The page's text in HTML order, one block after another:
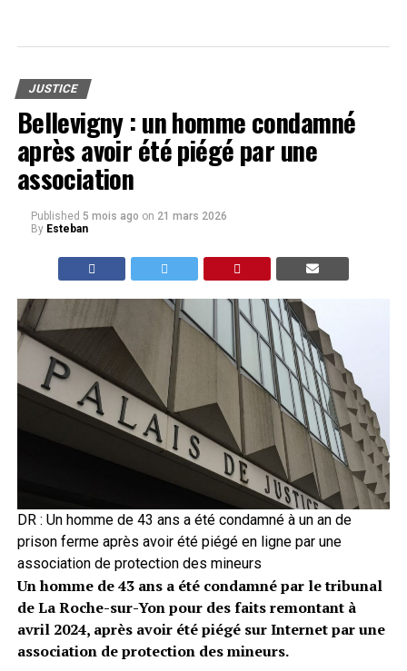
JUSTICE
Bellevigny : un homme condamné
après avoir été piégé par une
association
Published 5 mois ago on 21 mars 2026
By Esteban
DR : Un homme de 43 ans a été condamné à un an de
prison ferme après avoir été piégé en ligne par une
association de protection des mineurs
Un homme de 43 ans a été condamné par le tribunal
de La Roche-sur-Yon pour des faits remontant à
avril 2024, après avoir été piégé sur Internet par une
association de protection des mineurs.